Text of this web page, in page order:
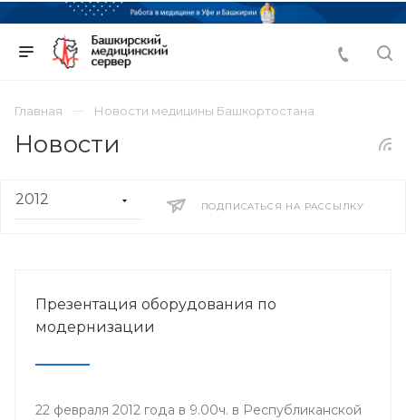
Главная Новости медицины Башкортостана
Новости
ПОДПИСАТЬСЯ НА РАССЫЛКУ
Презентация оборудования по
модернизации
22 февраля 2012 года в 9.00ч. в Республиканской